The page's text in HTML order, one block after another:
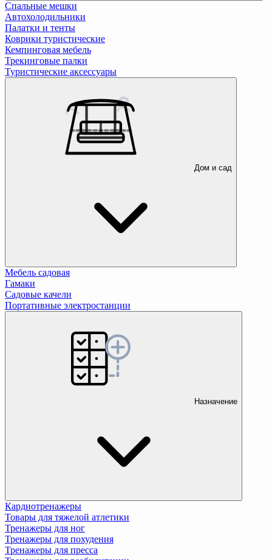
Спальные мешки
Автохолодильники
Палатки и тенты
Коврики туристические
Кемпинговая мебель
Трекинговые палки
Туристические аксессуары
Дом и сад
Мебель садовая
Гамаки
Садовые качели
Портативные электростанции
Назначение
Кардиотренажеры
Товары для тяжелой атлетики
Тренажеры для ног
Тренажеры для похудения
Тренажеры для пресса